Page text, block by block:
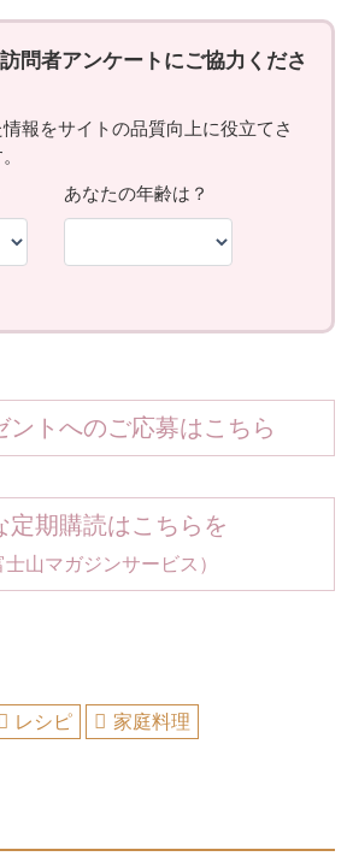
ントへのご応募はこちら
定期購読はこちらを
山マガジンサービス）
レシピ 家庭料理